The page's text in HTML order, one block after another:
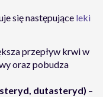
się następujące leki
przepływ krwi w
oraz pobudza
dutasteryd) –